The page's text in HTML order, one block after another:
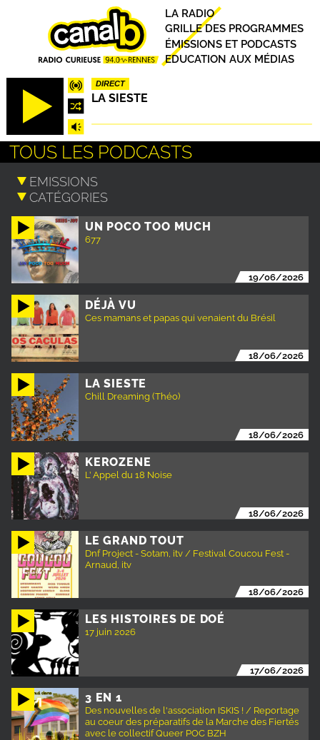
DIRECT
LA SIESTE
Principal
LA RADIO
GRILLE DES PROGRAMMES
ÉMISSIONS ET PODCASTS
EDUCATION AUX MÉDIAS
TOUS LES PODCASTS
UN POCO TOO MUCH
677
19/06/2026
DÉJÀ VU
Ces mamans et papas qui venaient du Brésil
18/06/2026
LA SIESTE
Chill Dreaming (Théo)
18/06/2026
KEROZENE
L’ Appel du 18 Noise
18/06/2026
LE GRAND TOUT
Dnf Project - Sotam, itv / Festival Coucou Fest -
Arnaud, itv
18/06/2026
LES HISTOIRES DE DOÉ
17 juin 2026
17/06/2026
3 EN 1
Des nouvelles de l'association ISKIS ! / Reportage
au coeur des préparatifs de la Marche des Fiertés
avec le collectif Queer POC BZH